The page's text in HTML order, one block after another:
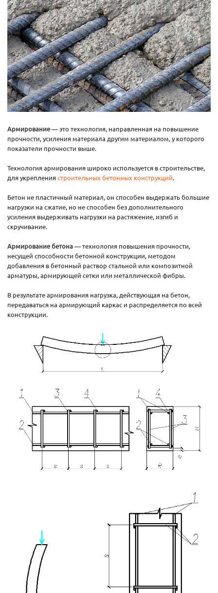
Армирование— это технология, направленная на повышение
прочности, усиления материала другим материалом, у которого
показатели прочности выше.
Технология армирования широко используется в строительстве,
для укрепления строительных бетонных конструкций.
Бетон не пластичный материал, он способен выдержать большие
нагрузки на сжатие, но не способен без дополнительного
усиления выдерживать нагрузки на растяжение, изгиб и
скручивание.
Армирование бетона— технология повышения прочности,
несущей способности бетонной конструкции, методом
добавления в бетонный раствор стальной или композитной
арматуры, армирующей сетки или металлической фибры.
В результате армирования нагрузка, действующая на бетон,
передаваться на армирующий каркас и распределяется по всей
конструкции.